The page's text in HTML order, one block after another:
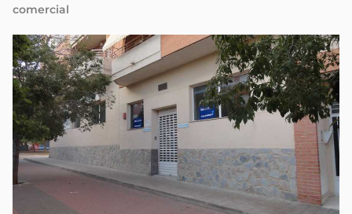
comercial